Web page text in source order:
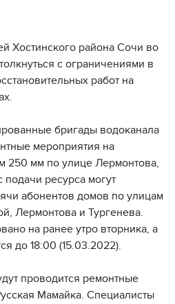
Хостинского района Сочи во
с ограничениями в
работ на
бригады водоканала
мероприятия на
250 мм по улице Лермонтова,
ресурса могут
абонентов домов по улицам
Лермонтова и Тургенева.
на ранее утро вторника, а
до 18:00 (15.03.2022).
проводится ремонтные
Мамайка. Специалисты